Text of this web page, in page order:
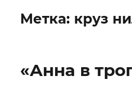
Метка: круз
«Анна в